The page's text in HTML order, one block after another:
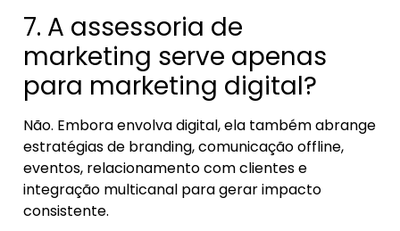
7. A assessoria de
marketing serve apenas
para marketing digital?
Não. Embora envolva digital, ela também abrange
estratégias de branding, comunicação offline,
eventos, relacionamento com clientes e
integração multicanal para gerar impacto
consistente.